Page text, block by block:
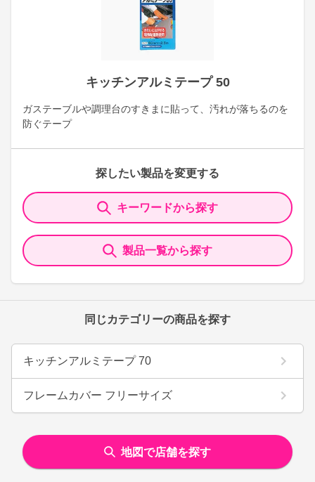
キッチンアルミテープ 50
ガステーブルや調理台のすきまに貼って、汚れが落ちるのを
防ぐテープ
探したい製品を変更する
キーワードから探す
製品一覧から探す
同じカテゴリーの商品を探す
キッチンアルミテープ 70
フレームカバー フリーサイズ
地図で店舗を探す